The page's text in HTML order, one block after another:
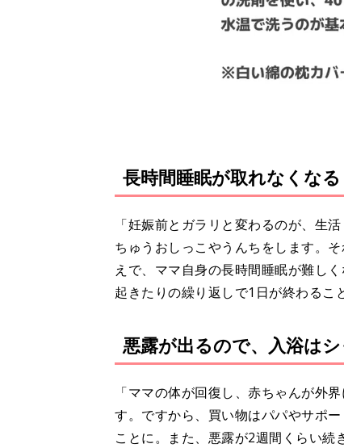
長時間睡眠が取れなくなる
「妊娠前とガラリと変わるのが、生
ちゅうおしっこやうんちをします。
えで、ママ自身の長時間睡眠が難し
起きたりの繰り返しで1日が終わるこ
悪露が出るので、入浴は
「ママの体が回復し、赤ちゃんが外
す。ですから、買い物はパパやサポ
ことに。また、悪露が2週間くらい